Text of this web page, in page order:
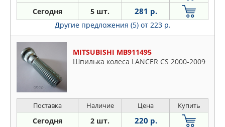
Сегодня 5 шт. 281 р.
Другие предложения (5) от 223 р.
MITSUBISHI MB911495
Шпилька колеса LANCER CS 2000-2009
Поставка Наличие Цена Купить
Сегодня 2 шт. 220 р.